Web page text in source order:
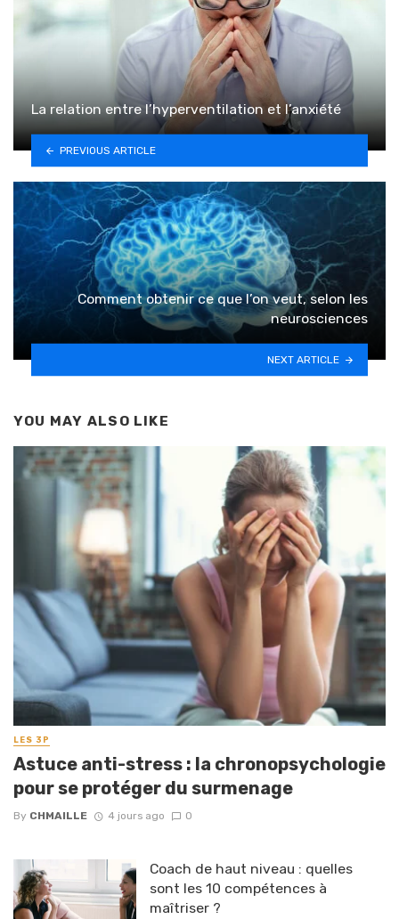
La relation entre l’hyperventilation et l’anxiété
PREVIOUS ARTICLE
Comment obtenir ce que l’on veut, selon les
neurosciences
NEXT ARTICLE
YOU MAY ALSO LIKE
LES 3P
Astuce anti-stress : la chronopsychologie
pour se protéger du surmenage
By CHMAILLE 4 jours ago 0
Coach de haut niveau : quelles
sont les 10 compétences à
maîtriser ?